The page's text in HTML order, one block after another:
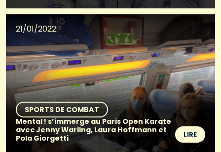
21/01/2022
SPORTS DE COMBAT
Mental ! s’immerge au Paris Open Karate
avec Jenny Warling, Laura Hoffmann et
Pola Giorgetti
LIRE